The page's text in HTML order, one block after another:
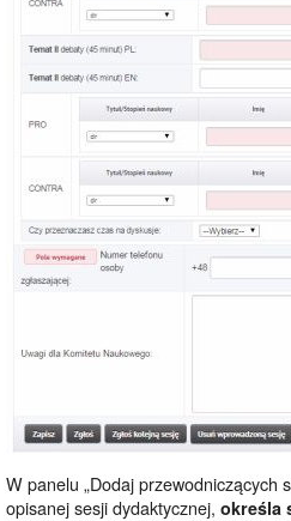
W panelu „Dodaj przewodniczących
opisanej sesji dydaktycznej, określa